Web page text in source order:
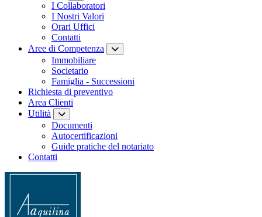
I Collaboratori
I Nostri Valori
Orari Uffici
Contatti
Aree di Competenza
Immobiliare
Societario
Famiglia - Successioni
Richiesta di preventivo
Area Clienti
Utilità
Documenti
Autocertificazioni
Guide pratiche del notariato
Contatti